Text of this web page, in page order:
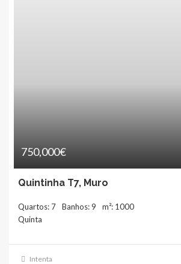
750,000€
Quintinha T7, Muro
Quartos: 7 Banhos: 9
m²: 1000
Quinta
Intenta